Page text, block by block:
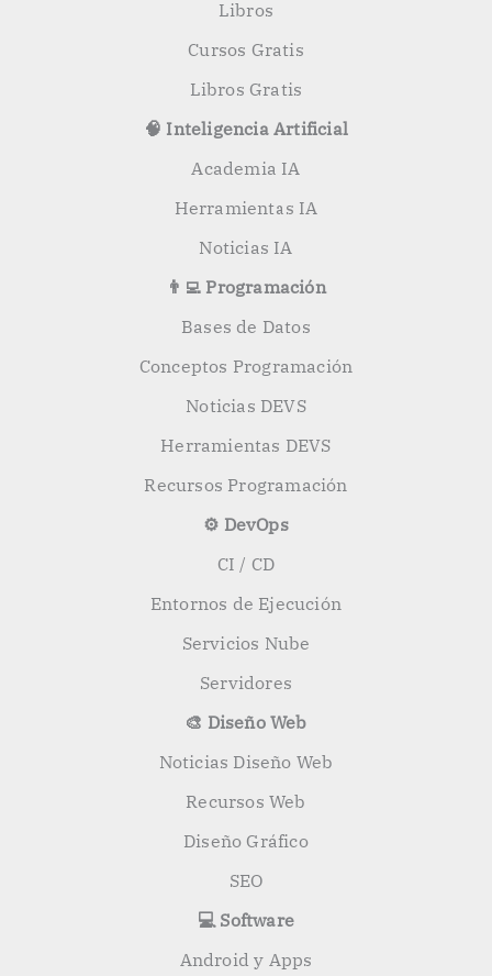
Libros
Cursos Gratis
Libros Gratis
🧠 Inteligencia Artificial
Academia IA
Herramientas IA
Noticias IA
👨‍💻 Programación
Bases de Datos
Conceptos Programación
Noticias DEVS
Herramientas DEVS
Recursos Programación
⚙️ DevOps
CI / CD
Entornos de Ejecución
Servicios Nube
Servidores
🎨 Diseño Web
Noticias Diseño Web
Recursos Web
Diseño Gráfico
SEO
💻 Software
Android y Apps